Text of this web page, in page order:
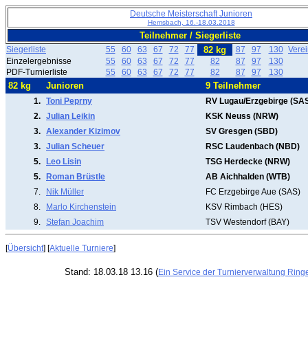
Deutsche Meisterschaft Junioren
Hemsbach, 16.-18.03.2018
Teilnehmer / Siegerliste
Siegerliste 55 60 63 67 72 77 82 kg 87 97 130
Einzelergebnisse
55 60 63 67 72 77 82 87 97
130
PDF-Turnierliste
55 60 63 67 72 77 82 87 97 130
82 kg Junioren 9 Teilnehmer
1. Toni Peprny
RV Lugau/Erzgebirge
2. Julian Leikin
KSK Neuss (NRW)
3. Alexander Kizimov
SV Gresgen (SBD)
3. Julian Scheuer
RSC Laudenbach (NBD)
5.
Leo Lisin
TSG Herdecke (NRW)
5.
Roman Brüstle
AB Aichhalden (WTB)
7.
Nik Müller
FC Erzgebirge Aue (SAS)
8.
Marlo Kirchenstein
KSV Rimbach (HES)
9. Stefan Joachim TSV Westendorf (BAY)
[Übersicht] [Aktuelle Turniere]
Stand: 18.03.18 13.16 (Ein Service der Turnierverwaltung